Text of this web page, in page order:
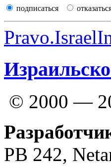
подписаться
© 2000 —
PB 242,